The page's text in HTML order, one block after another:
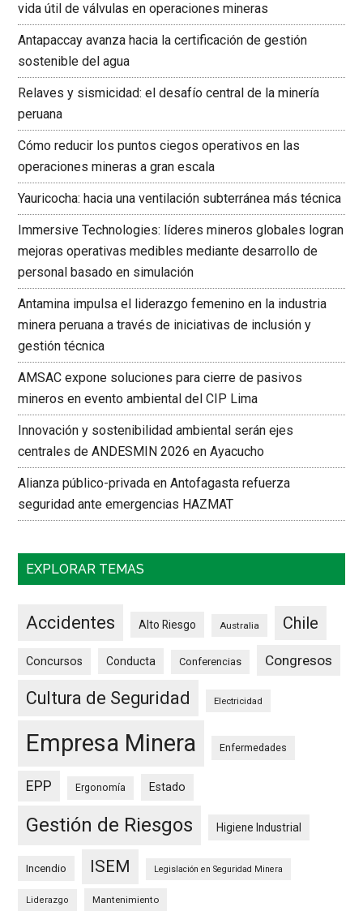
vida útil de válvulas en operaciones mineras
Antapaccay avanza hacia la certificación de gestión
sostenible del agua
Relaves y sismicidad: el desafío central de la minería
peruana
Cómo reducir los puntos ciegos operativos en las
operaciones mineras a gran escala
Yauricocha: hacia una ventilación subterránea más técnica
Immersive Technologies: líderes mineros globales logran
mejoras operativas medibles mediante desarrollo de
personal basado en simulación
Antamina impulsa el liderazgo femenino en la industria
minera peruana a través de iniciativas de inclusión y
gestión técnica
AMSAC expone soluciones para cierre de pasivos
mineros en evento ambiental del CIP Lima
Innovación y sostenibilidad ambiental serán ejes
centrales de ANDESMIN 2026 en Ayacucho
Alianza público-privada en Antofagasta refuerza
seguridad ante emergencias HAZMAT
EXPLORAR TEMAS
Accidentes Alto Riesgo Australia Chile
Concursos Conducta Conferencias Congresos
Cultura de Seguridad Electricidad
Empresa Minera Enfermedades
EPP Ergonomía Estado
Gestión de Riesgos Higiene Industrial
Incendio ISEM Legislación en Seguridad Minera
Liderazgo Mantenimiento